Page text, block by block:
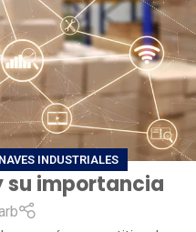
NAVES INDUSTRIALES
su importancia